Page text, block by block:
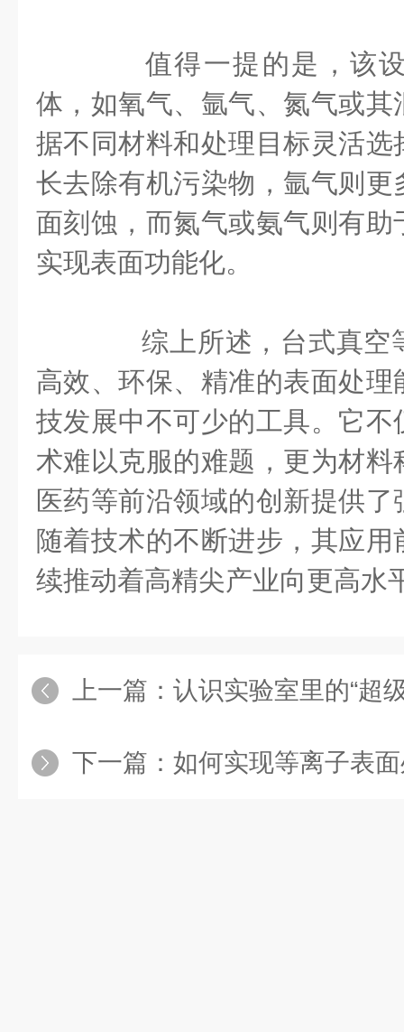
值得一提的是，该设
体，如氧气、氩气、氮气或
据不同材料和处理目标灵活
长去除有机污染物，氩气则
面刻蚀，而氮气或氨气则有
实现表面功能化。
综上所述，台式真空
高效、环保、精准的表面处
技发展中不可少的工具。它
术难以克服的难题，更为材
医药等前沿领域的创新提供
随着技术的不断进步，其应
续推动着高精尖产业向更高水
上一篇： 认识实验室里的“超级清洁
下一篇： 如何实现等离子表面处